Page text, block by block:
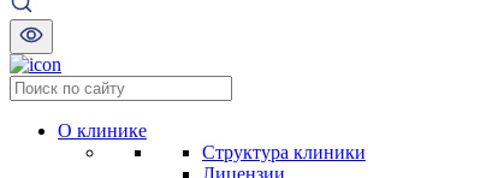
О клинике
Структура клиники
Лицензии